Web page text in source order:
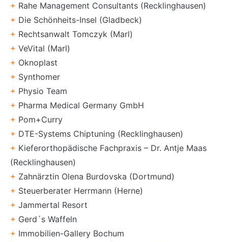
+ Rahe Management Consultants (Recklinghausen)
+ Die Schönheits-Insel (Gladbeck)
+ Rechtsanwalt Tomczyk (Marl)
+ VeVital (Marl)
+ Oknoplast
+ Synthomer
+ Physio Team
+ Pharma Medical Germany GmbH
+ Pom+Curry
+ DTE-Systems Chiptuning (Recklinghausen)
+ Kieferorthopädische Fachpraxis – Dr. Antje Maas
(Recklinghausen)
+ Zahnärztin Olena Burdovska (Dortmund)
+ Steuerberater Herrmann (Herne)
+ Jammertal Resort
+ Gerd´s Waffeln
+ Immobilien-Gallery Bochum